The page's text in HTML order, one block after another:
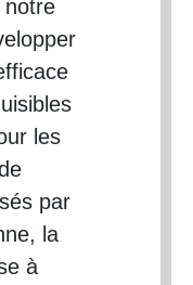
notre
les
par
la
à